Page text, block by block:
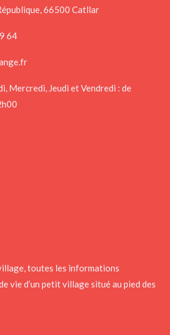
toutes les informations
vie d’un petit village situé au pied des
66500 Catllar
64
Mercredi, Jeudi et Vendredi : de